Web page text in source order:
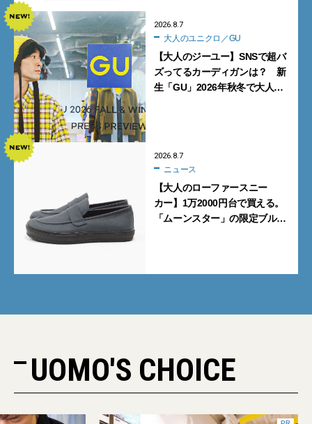
2026.8.7
大人のユニクロ／GU
【大人のジーユー】SNSで超バ
ズってるカーディガンは？ 新
生「GU」2026年秋冬で大人メ
2026.8.7
ニュース
【大人のローファースニー
カー】1万2000円台で買える。
「ムーンスター」の限定ブルー
UOMO'S CHOICE